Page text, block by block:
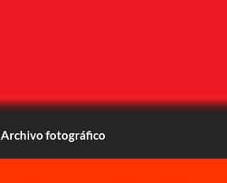
Archivo fotográfico